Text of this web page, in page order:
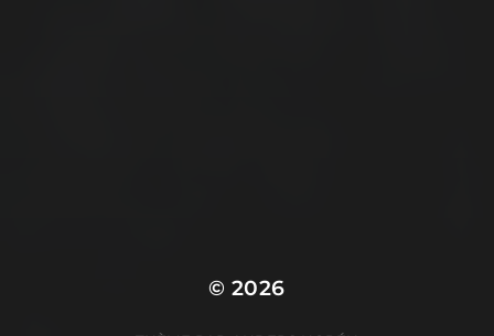
© 2026